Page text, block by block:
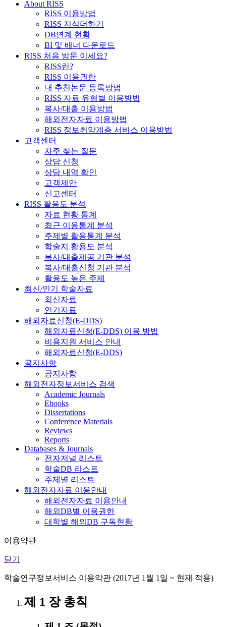
About RISS
RISS 이용방법
RISS 지식더하기
DB연계 현황
BI 및 배너 다운로드
RISS 처음 방문 이세요?
RISS란?
RISS 이용권한
내 추천논문 등록방법
RISS 자료 유형별 이용방법
복사/대출 이용방법
해외전자자료 이용방법
RISS 정보취약계층 서비스 이용방법
고객센터
자주 찾는 질문
상담 신청
상담 내역 확인
고객제안
신고센터
RISS 활용도 분석
자료 현황 통계
최근 이용통계 분석
주제별 활용통계 분석
학술지 활용도 분석
복사/대출제공 기관 분석
복사/대출신청 기관 분석
활용도 높은 주제
최신/인기 학술자료
최신자료
인기자료
해외자료신청(E-DDS)
해외자료신청(E-DDS) 이용 방법
비용지원 서비스 안내
해외자료신청(E-DDS)
공지사항
공지사항
해외전자정보서비스 검색
Academic Journals
Ebooks
Dissertations
Conference Materials
Reviews
Reports
Databases & Journals
전자저널 리스트
학술DB 리스트
주제별 리스트
해외전자자료 이용안내
해외전자자료 이용안내
해외DB별 이용권한
대학별 해외DB 구독현황
이용약관
닫기
학술연구정보서비스 이용약관 (2017년 1월 1일 ~ 현재 적용)
제 1 장 총칙